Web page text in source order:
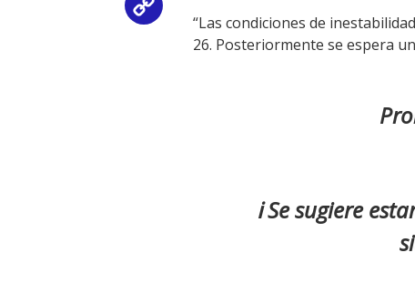
Link
“Las condiciones de
26. Posteriormente se espera
ℹ️ Se sugiere